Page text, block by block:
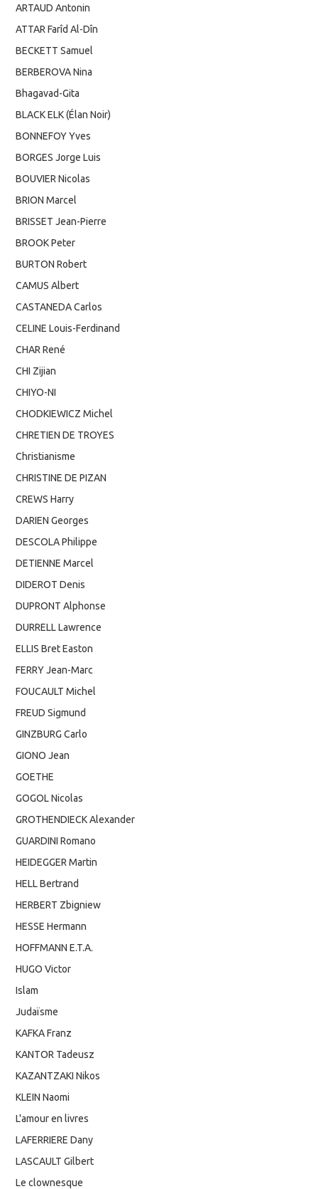
ARTAUD Antonin
ATTAR Farîd Al-Dîn
BECKETT Samuel
BERBEROVA Nina
Bhagavad-Gita
BLACK ELK (Élan Noir)
BONNEFOY Yves
BORGES Jorge Luis
BOUVIER Nicolas
BRION Marcel
BRISSET Jean-Pierre
BROOK Peter
BURTON Robert
CAMUS Albert
CASTANEDA Carlos
CELINE Louis-Ferdinand
CHAR René
CHI Zijian
CHIYO-NI
CHODKIEWICZ Michel
CHRETIEN DE TROYES
Christianisme
CHRISTINE DE PIZAN
CREWS Harry
DARIEN Georges
DESCOLA Philippe
DETIENNE Marcel
DIDEROT Denis
DUPRONT Alphonse
DURRELL Lawrence
ELLIS Bret Easton
FERRY Jean-Marc
FOUCAULT Michel
FREUD Sigmund
GINZBURG Carlo
GIONO Jean
GOETHE
GOGOL Nicolas
GROTHENDIECK Alexander
GUARDINI Romano
HEIDEGGER Martin
HELL Bertrand
HERBERT Zbigniew
HESSE Hermann
HOFFMANN E.T.A.
HUGO Victor
Islam
Judaïsme
KAFKA Franz
KANTOR Tadeusz
KAZANTZAKI Nikos
KLEIN Naomi
L'amour en livres
LAFERRIERE Dany
LASCAULT Gilbert
Le clownesque